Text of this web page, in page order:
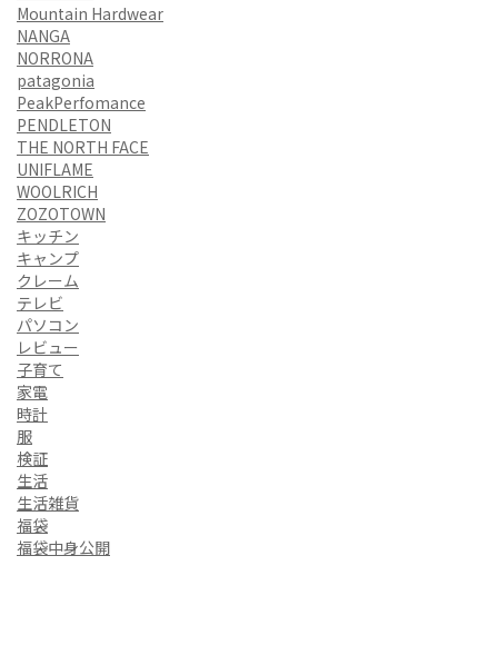
Mountain Hardwear
NANGA
NORRONA
patagonia
PeakPerfomance
PENDLETON
THE NORTH FACE
UNIFLAME
WOOLRICH
ZOZOTOWN
キッチン
キャンプ
クレーム
テレビ
パソコン
レビュー
子育て
家電
時計
服
検証
生活
生活雑貨
福袋
福袋中身公開